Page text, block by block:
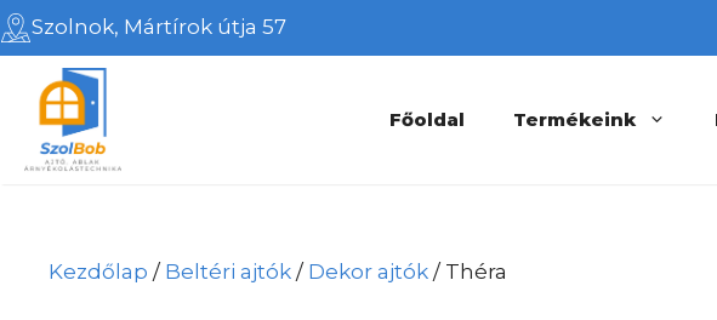
Kilépés
a
tartalomba
Szolnok, Mártírok útja 57
Főoldal Termékeink
Kezdőlap / Beltéri ajtók / Dekor ajtók / Théra